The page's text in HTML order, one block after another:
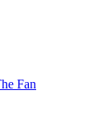
Fan